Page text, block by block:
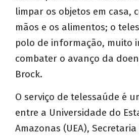
limpar os objetos em casa,
mãos e os alimentos; o
polo de informação, muito
combater o avanço da
Brock.
O serviço de telessaúde é
entre a Universidade do
Amazonas (UEA),